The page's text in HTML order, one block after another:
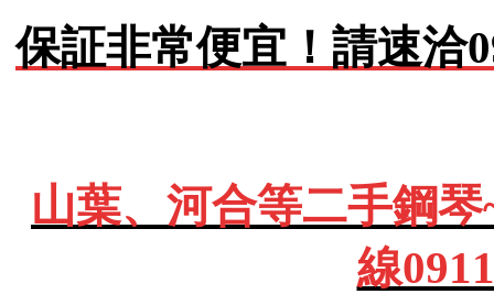
保証非常便宜！請速洽
山葉、河合等二手鋼
線